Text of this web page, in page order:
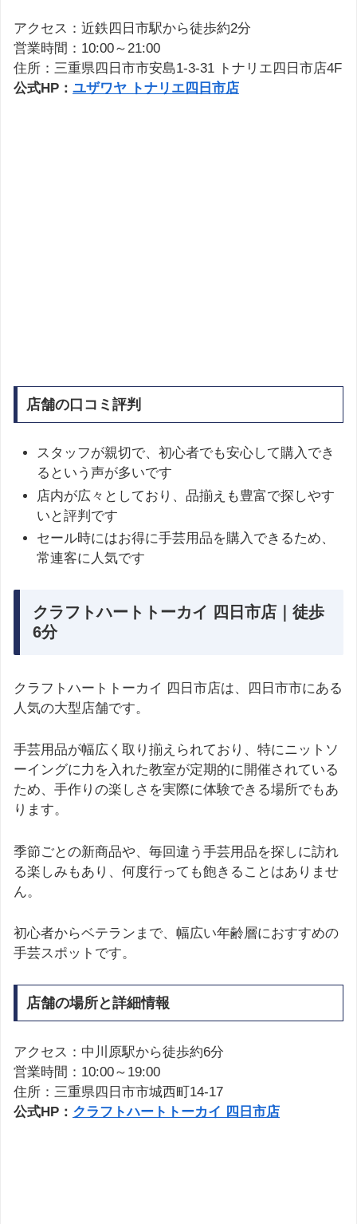
アクセス：近鉄四日市駅から徒歩約2分
営業時間：10:00～21:00
住所：三重県四日市市安島1-3-31 トナリエ四日市店4F
公式HP： ユザワヤ トナリエ四日市店
店舗の口コミ評判
スタッフが親切で、初心者でも安心して購入でき
るという声が多いです
店内が広々としており、品揃えも豊富で探しやす
いと評判です
セール時にはお得に手芸用品を購入できるため、
常連客に人気です
クラフトハートトーカイ 四日市店｜徒歩
6分
クラフトハートトーカイ 四日市店は、四日市市にある
人気の大型店舗です。
手芸用品が幅広く取り揃えられており、特にニットソ
ーイングに力を入れた教室が定期的に開催されている
ため、手作りの楽しさを実際に体験できる場所でもあ
ります。
季節ごとの新商品や、毎回違う手芸用品を探しに訪れ
る楽しみもあり、何度行っても飽きることはありませ
ん。
初心者からベテランまで、幅広い年齢層におすすめの
手芸スポットです。
店舗の場所と詳細情報
アクセス：中川原駅から徒歩約6分
営業時間：10:00～19:00
住所：三重県四日市市城西町14-17
公式HP： クラフトハートトーカイ 四日市店